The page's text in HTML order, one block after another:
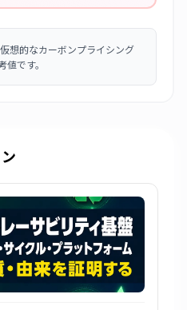
想的なカーボンプライシング
です。